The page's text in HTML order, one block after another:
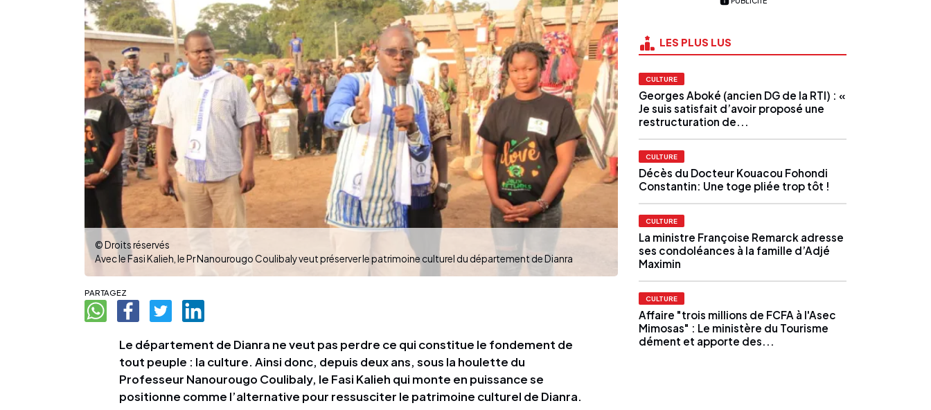
© Droits réservés
Avec le Fasi Kalieh, le Pr Nanourougo Coulibaly veut préserver le patrimoine culturel du département de Dianra
PARTAGEZ
Le département de Dianra ne veut pas perdre ce qui constitue le fondement de
tout peuple : la culture. Ainsi donc, depuis deux ans, sous la houlette du
Professeur Nanourougo Coulibaly, le Fasi Kalieh qui monte en puissance se
positionne comme l’alternative pour ressusciter le patrimoine culturel de Dianra.
LES PLUS LUS
CULTURE
Georges Aboké (ancien DG de la RTI) : «
Je suis satisfait d’avoir proposé une
restructuration de...
CULTURE
Décès du Docteur Kouacou Fohondi
Constantin: Une toge pliée trop tôt !
CULTURE
La ministre Françoise Remarck adresse
ses condoléances à la famille d’Adjé
Maximin
CULTURE
Affaire "trois millions de FCFA à l'Asec
Mimosas" : Le ministère du Tourisme
dément et apporte des...